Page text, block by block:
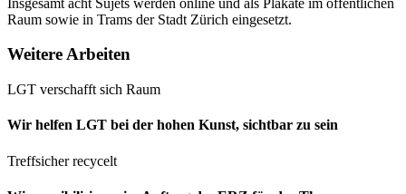
Raum sowie in Trams der Stadt Zürich eingesetzt.
Weitere Arbeiten
LGT verschafft sich Raum
Wir helfen LGT bei der hohen Kunst, sichtbar zu sein
Treffsicher recycelt